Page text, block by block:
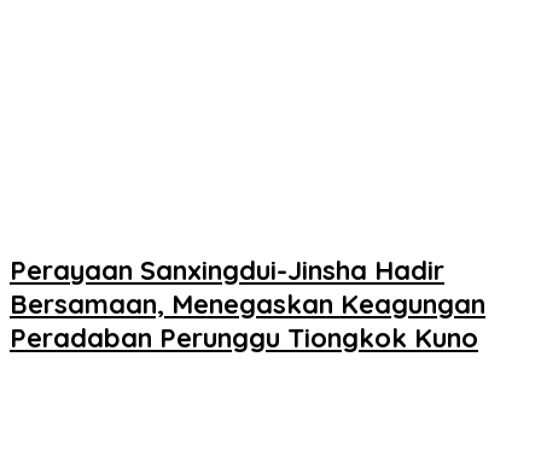
Perayaan Sanxingdui-Jinsha Hadir
Bersamaan, Menegaskan Keagungan
Peradaban Perunggu Tiongkok Kuno